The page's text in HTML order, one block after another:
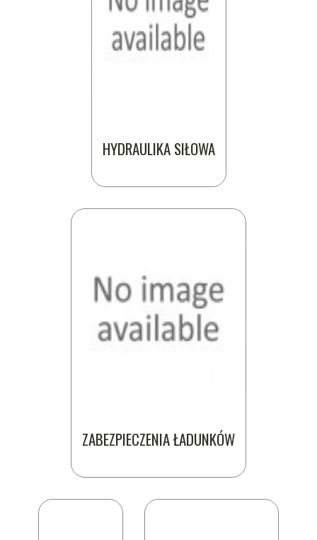
HYDRAULIKA SIŁOWA
ZABEZPIECZENIA ŁADUNKÓW